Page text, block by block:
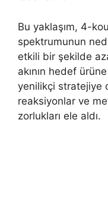
Bu yaklaşım, 4-
spektrumunun
etkili bir şekilde
akının hedef
yenilikçi stratejiye
reaksiyonlar ve
zorlukları ele aldı.